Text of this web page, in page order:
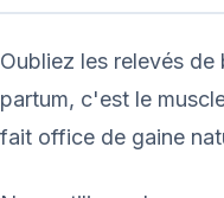
Oubliez les relevés
partum, c'est le
fait office de gaine